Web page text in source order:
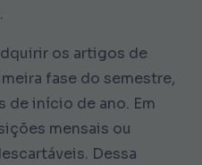
os artigos de
fase do semestre,
de início de ano. Em
mensais ou
Dessa